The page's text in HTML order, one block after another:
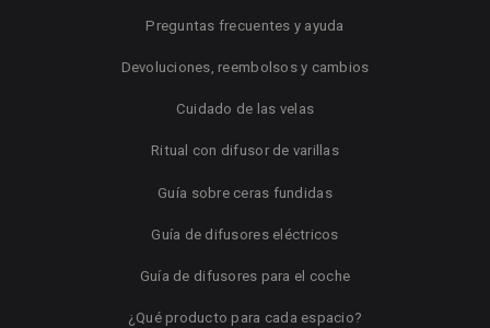
Preguntas frecuentes y ayuda
Devoluciones, reembolsos y cambios
Cuidado de las velas
Ritual con difusor de varillas
Guía sobre ceras fundidas
Guía de difusores eléctricos
Guía de difusores para el coche
¿Qué producto para cada espacio?